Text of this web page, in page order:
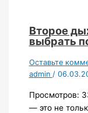
Второе
выбрать
Оставьте
admin /
Просмотров:
— это не